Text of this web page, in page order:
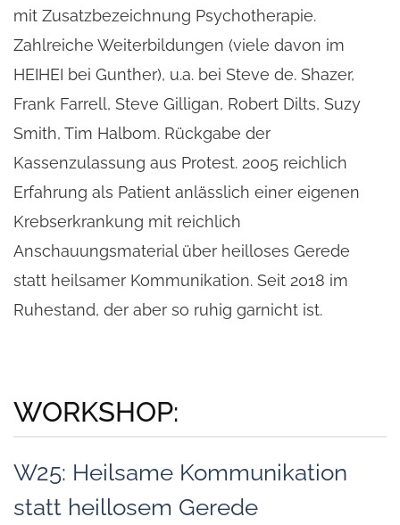
mit Zusatzbezeichnung Psychotherapie.
Zahlreiche Weiterbildungen (viele davon im
HEIHEI bei Gunther), u.a. bei Steve de. Shazer,
Frank Farrell, Steve Gilligan, Robert Dilts, Suzy
Smith, Tim Halbom. Rückgabe der
Kassenzulassung aus Protest. 2005 reichlich
Erfahrung als Patient anlässlich einer eigenen
Krebserkrankung mit reichlich
Anschauungsmaterial über heilloses Gerede
statt heilsamer Kommunikation. Seit 2018 im
Ruhestand, der aber so ruhig garnicht ist.
WORKSHOP:
W25: Heilsame Kommunikation
statt heillosem Gerede